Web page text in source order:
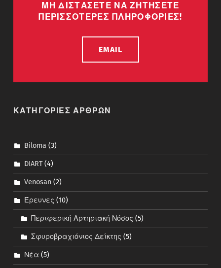
ΜΗ ΔΙΣΤΑΣΕΤΕ ΝΑ ΖΗΤΗΣΕΤΕ
ΠΕΡΙΣΣΟΤΕΡΕΣ ΠΛΗΡΟΦΟΡΙΕΣ!
EMAIL
ΚΑΤΗΓΟΡΙΕΣ ΑΡΘΡΩΝ
Biloma (3)
DIART(4)
Venosan(2)
Έρευνες (10)
Περιφερική Αρτηριακή Νόσος (5)
Σφυροβραχιόνιος Δείκτης (5)
Νέα (5)